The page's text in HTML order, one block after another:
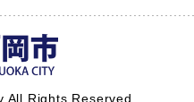
Rights Reserved.